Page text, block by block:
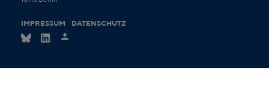
IMPRESSUM DATENSCHUTZ